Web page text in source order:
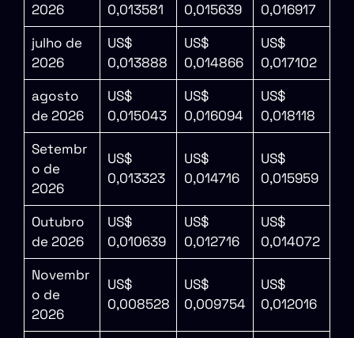
2026
0,013581
0,015639
0,016917
julho de
2026
US$
0,013888
US$
0,014866
US$
0,017102
agosto
de 2026
US$
0,015043
US$
0,016094
US$
0,018118
Setembr
o de
2026
US$
0,013323
US$
0,014716
US$
0,015959
Outubro
de 2026
US$
0,010639
US$
0,012716
US$
0,014072
Novembr
o de
2026
US$
0,008528
US$
0,009754
US$
0,012016